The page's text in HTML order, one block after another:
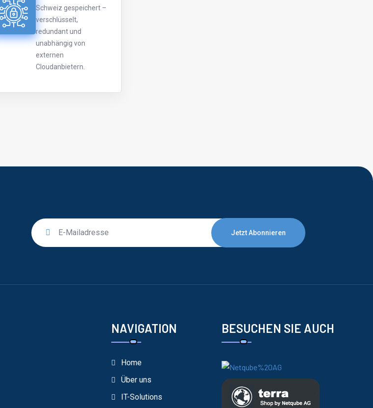
Schweiz gespeichert –
verschlüsselt,
redundant und
unabhängig von
externen
Cloudanbietern.
Jetzt Abonnieren
NAVIGATION
Home
Über uns
IT-Solutions
BESUCHEN SIE AUCH